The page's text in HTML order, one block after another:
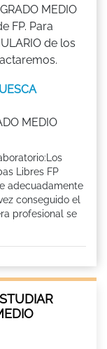
MEDIO
FP. Para
de los
MEDIO
Libres FP
adecuadamente
conseguido el
profesional se